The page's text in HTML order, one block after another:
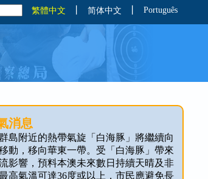
繁體中文 简体中文 Português
消息
島附近的熱帶氣旋「白海豚」將繼續向
動，移向華東一帶。受「白海豚」帶來
影響，預料本澳未來數日持續天晴及非
高氣溫可達36度或以上，市民應避免長